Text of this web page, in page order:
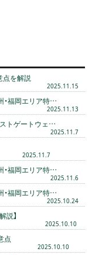
点を解説
2025.11.15
福岡エリア特…
2025.11.13
トゲートウェ…
2025.11.7
2025.11.7
福岡エリア特…
2025.11.6
福岡エリア特…
2025.10.24
説】
2025.10.10
点
2025.10.10